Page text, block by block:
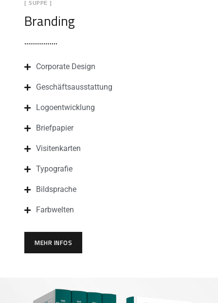
[ SUPPE ]
Branding
Corporate Design
Geschäftsausstattung
Logoentwicklung
Briefpapier
Visitenkarten
Typografie
Bildsprache
Farbwelten
MEHR INFOS